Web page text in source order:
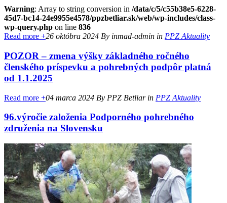
Warning: Array to string conversion in /data/c/5/c55b38e5-6228-
45d7-bc14-24e9955e4578/ppzbetliar.sk/web/wp-includes/class-
wp-query.php on line 836
Read more +26 októbra 2024 By inmad-admin in PPZ Aktuality
POZOR – zmena výšky základného ročného
členského príspevku a pohrebných podpôr platná
od 1.1.2025
Read more +04 marca 2024 By PPZ Betliar in PPZ Aktuality
96.výročie založenia Podporného pohrebného
združenia na Slovensku